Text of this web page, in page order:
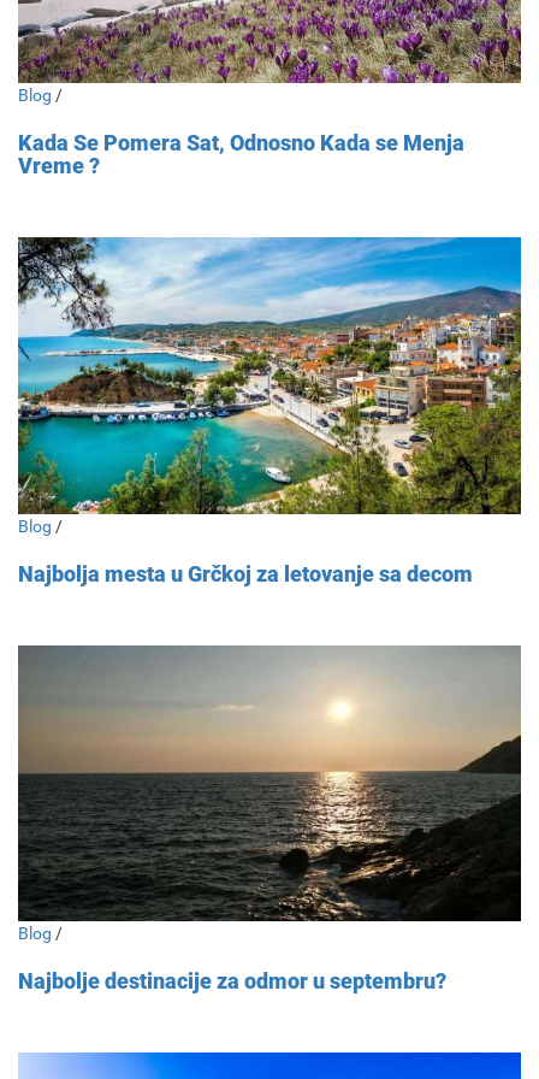
Blog /
Kada Se Pomera Sat, Odnosno Kada se Menja
Vreme ?
Blog /
Najbolja mesta u Grčkoj za letovanje sa decom
Blog /
Najbolje destinacije za odmor u septembru?